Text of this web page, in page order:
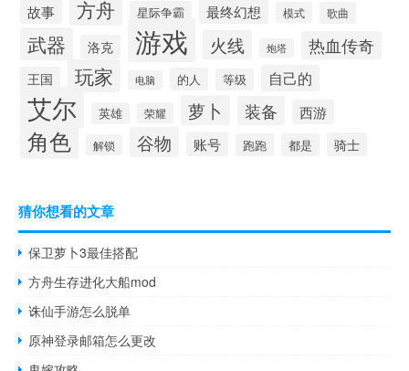
故事 方舟 星际争霸 最终幻想 模式 歌曲
武器 洛克 游戏 火线 炮塔 热血传奇
王国 玩家 电脑 的人 等级 自己的
艾尔 英雄 荣耀 萝卜 装备 西游
角色 解锁 谷物 账号 跑跑 都是 骑士
猜你想看的文章
保卫萝卜3最佳搭配
方舟生存进化大船mod
诛仙手游怎么脱单
原神登录邮箱怎么更改